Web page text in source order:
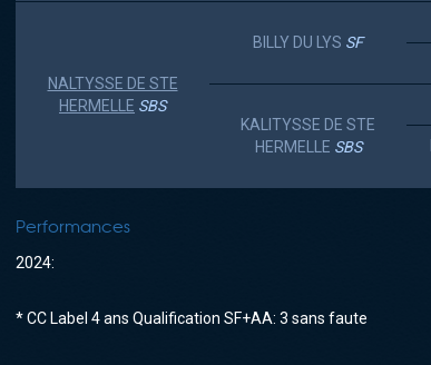
NALTYSSE DE STE
HERMELLE SBS
BILLY DU LYS SF
KALITYSSE DE STE
HERMELLE SBS
Performances
2024:
* CC Label 4 ans Qualification SF+AA: 3 sans faute